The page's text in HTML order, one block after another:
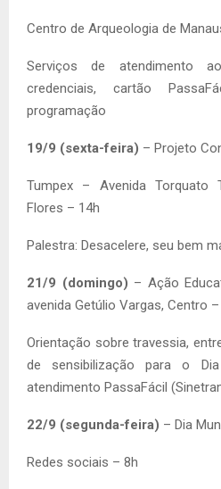
Centro de Arqueologia de
Serviços de atendimento
credenciais, cartão
programação
19/9 (sexta-feira) – Projeto
Tumpex – Avenida Torquato
Flores – 14h
Palestra: Desacelere, seu bem
21/9 (domingo) – Ação
avenida Getúlio Vargas, Centro –
Orientação sobre travessia,
de sensibilização para o
atendimento PassaFácil
22/9 (segunda-feira) – Dia
Redes sociais – 8h